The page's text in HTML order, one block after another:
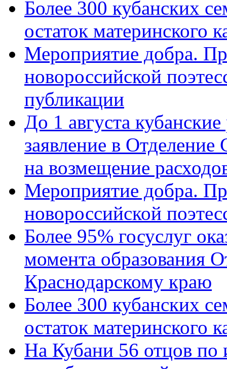
Более 300 кубанских
остаток материнского
Мероприятие добра.
новороссийской
публикации
До 1 августа
заявление в
на возмещение
Мероприятие добра.
новороссийской
Более 95% госуслуг
момента образования
Краснодарскому краю
Более 300 кубанских
остаток материнского
На Кубани 56 отцов по